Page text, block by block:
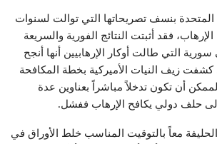
المتحدة بنسف تصريحاتها التي توالت لسنوات
فقد أثبتت النتائج الفورية والسريعة
التي طالت أوكار الإرهابيين أنها أنجح
كشفت زيف النيات الأميركية بخطة المكافحة
أن تكون تدخلاً مباشراً بعناوين عدة
إلى حلف دولي يكافح الإرهاب ففشل.
معاً بالتوقيت المناسب خلط الأوراق في